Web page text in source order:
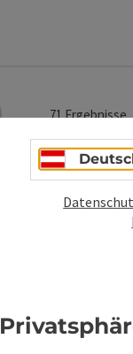
mit denen die
71Ergebnisse
Copyright
Rainerhof
MO DI